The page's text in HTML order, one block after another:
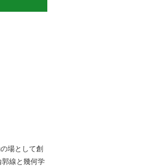
場として創
線と幾何学